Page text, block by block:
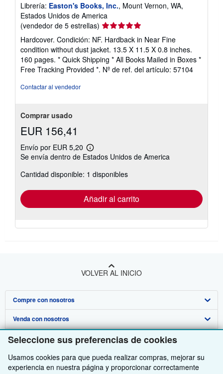
Seleccione sus preferencias de cookies
Usamos cookies para que pueda realizar compras, mejorar su
experiencia en nuestra página y proporcionar correctamente
Librería: Easton's Books, Inc., Mount Vernon, WA,
Estados Unidos de America
(vendedor de 5 estrellas) Calificación
del
vendedor:
5
de
5
Hardcover. Condición: NF. Hardback in Near Fine
condition without dust jacket. 13.5 X 11.5 X 0.8 inches.
160 pages. * Quick Shipping * All Books Mailed in Boxes *
Free Tracking Provided *. Nº de ref. del artículo: 57104
Contactar al vendedor
Comprar usado
EUR 156,41
Envío por EUR 5,20
Más
información
las
tarifas
envío
Se envía dentro de Estados Unidos de America
Cantidad disponible: 1 disponibles
Añadir al carrito
VOLVER AL INICIO
Compre con nosotros
Búsqueda avanzada
Colecciones
Mi cuenta
Venda con nosotros
Comenzar a vender
Únase a nuestro programa de afiliados
Sobre nosotros
Sobre IberLibro
Obtener Ayuda